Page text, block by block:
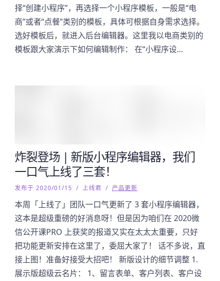
择“创建小程序”，再选择一个小程序模板，一般是“电
商”或者“点餐”类别的模板，具体可根据自身需求选择。
选好模板后，就进入后台编辑器。这里我以电商类别的
模板跟大家演示下如何编辑制作： 在“小程序设…
炸裂登场 | 新版小程序编辑器，我们
一口气上线了三套！
发布于 2020/01/15 / 上线君 / 产品更新
本周「上线了」团队一口气更新了 3 套小程序编辑器，
这本是超级重磅的好消息呀！但是因为咱们在 2020微
信公开课PRO 上获奖的报道又实在太太太重要，只好
把功能更新安排在这里了，委屈大家了！ 话不多说，直
接上图！准备好接受大招吧！ 新版设计的细节调整 1.
展示版超级云名片： 1、留言表单、客户列表、客户设